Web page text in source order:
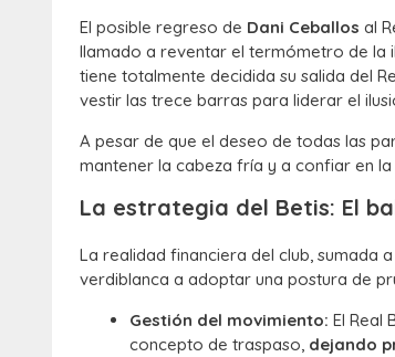
El posible regreso de Dani Ceballos al
llamado a reventar el termómetro de la
tiene totalmente decidida su salida del
vestir las trece barras para liderar el
A pesar de que el deseo de todas las
mantener la cabeza fría y a confiar en
La estrategia del Betis: El
La realidad financiera del club, sumada
verdiblanca a adoptar una postura de
Gestión del movimiento: El Real
concepto de traspaso, dejando